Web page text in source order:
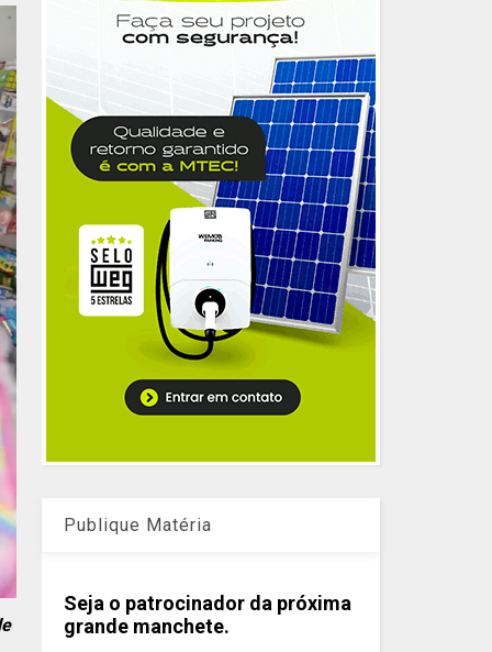
Publique Matéria
Seja o patrocinador da próxima
grande manchete.